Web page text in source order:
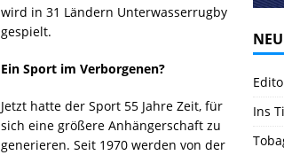
wird in 31 Ländern Unterwasserrugby
gespielt.
Ein Sport im Verborgenen?
Jetzt hatte der Sport 55 Jahre Zeit, für
sich eine größere Anhängerschaft zu
generieren. Seit 1970 werden von der
Ins